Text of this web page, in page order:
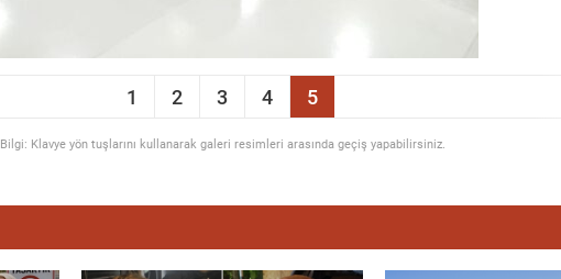
1 2 3 4 5
Bilgi: Klavye yön tuşlarını kullanarak galeri resimleri arasında geçiş yapabilirsiniz.